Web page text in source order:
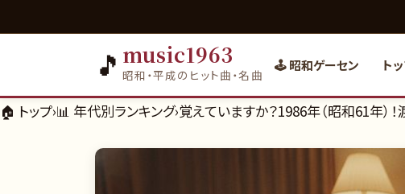
🎵 music1963
昭和・平成のヒット曲・名曲
🕹️ 昭和ゲーセン ト
🏠 トップ›📊 年代別ランキング›覚えていますか？1986年（昭和61年